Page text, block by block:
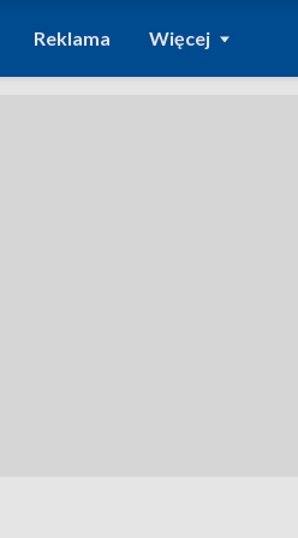
Reklama Więcej